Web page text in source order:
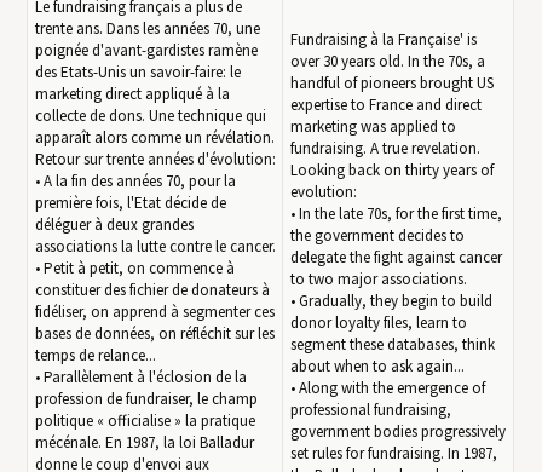
Le fundraising français a plus de
trente ans. Dans les années 70, une
poignée d'avant-gardistes ramène
des Etats-Unis un savoir-faire: le
marketing direct appliqué à la
collecte de dons. Une technique qui
apparaît alors comme un révélation.
Retour sur trente années d'évolution:
• A la fin des années 70, pour la
première fois, l'Etat décide de
déléguer à deux grandes
associations la lutte contre le cancer.
• Petit à petit, on commence à
constituer des fichier de donateurs à
fidéliser, on apprend à segmenter ces
bases de données, on réfléchit sur les
temps de relance...
• Parallèlement à l'éclosion de la
profession de fundraiser, le champ
politique « officialise » la pratique
mécénale. En 1987, la loi Balladur
donne le coup d'envoi aux
Fundraising à la Française' is
over 30 years old. In the 70s, a
handful of pioneers brought US
expertise to France and direct
marketing was applied to
fundraising. A true revelation.
Looking back on thirty years of
evolution:
• In the late 70s, for the first time,
the government decides to
delegate the fight against cancer
to two major associations.
• Gradually, they begin to build
donor loyalty files, learn to
segment these databases, think
about when to ask again...
• Along with the emergence of
professional fundraising,
government bodies progressively
set rules for fundraising. In 1987,